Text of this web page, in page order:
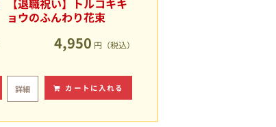
ョウのふんわり花束
4,950 円（税込）
詳細 カートに入れる